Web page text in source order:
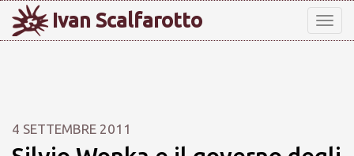
Ivan Scalfarotto
4 SETTEMBRE 2011